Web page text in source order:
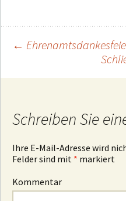
←
Schreiben Sie
Ihre E-Mail-Adresse wird
Felder sind mit * markiert
Kommentar